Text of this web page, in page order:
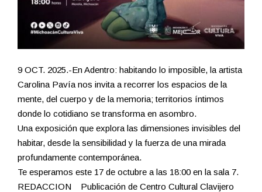
9 OCT. 2025.-En Adentro: habitando lo imposible, la artista
Carolina Pavía nos invita a recorrer los espacios de la
mente, del cuerpo y de la memoria; territorios íntimos
donde lo cotidiano se transforma en asombro.
Una exposición que explora las dimensiones invisibles del
habitar, desde la sensibilidad y la fuerza de una mirada
profundamente contemporánea.
Te esperamos este 17 de octubre a las 18:00 en la sala 7.
REDACCION Publicación de Centro Cultural Clavijero